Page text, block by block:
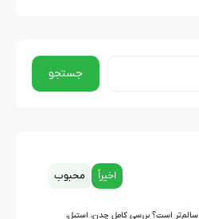
جستجو
اخیراً محبوب
سالم‌تر است؟ بررسی کامل چدن، استیل،